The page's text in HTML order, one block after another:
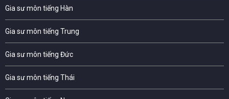
Gia sư môn tiếng Hàn
Gia sư môn tiếng Trung
Gia sư môn tiếng Đức
Gia sư môn tiếng Thái